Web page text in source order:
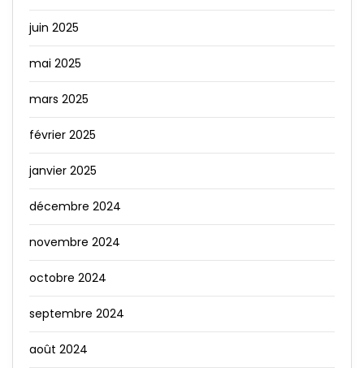
juin 2025
mai 2025
mars 2025
février 2025
janvier 2025
décembre 2024
novembre 2024
octobre 2024
septembre 2024
août 2024